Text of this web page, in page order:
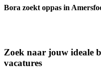
Bora zoekt oppas in
Zoek naar jouw ideale
vacatures